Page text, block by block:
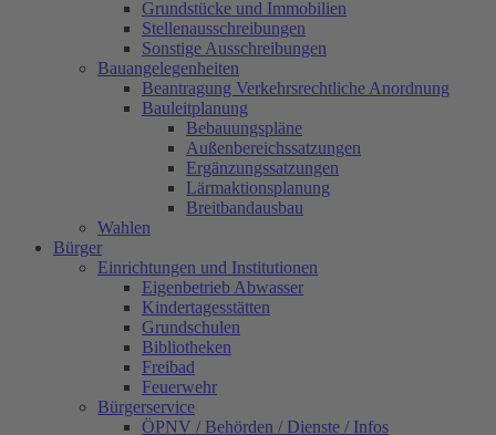
Grundstücke und Immobilien
Stellenausschreibungen
Sonstige Ausschreibungen
Bauangelegenheiten
Beantragung Verkehrsrechtliche Anordnung
Bauleitplanung
Bebauungspläne
Außenbereichssatzungen
Ergänzungssatzungen
Lärmaktionsplanung
Breitbandausbau
Wahlen
Bürger
Einrichtungen und Institutionen
Eigenbetrieb Abwasser
Kindertagesstätten
Grundschulen
Bibliotheken
Freibad
Feuerwehr
Bürgerservice
ÖPNV / Behörden / Dienste / Infos